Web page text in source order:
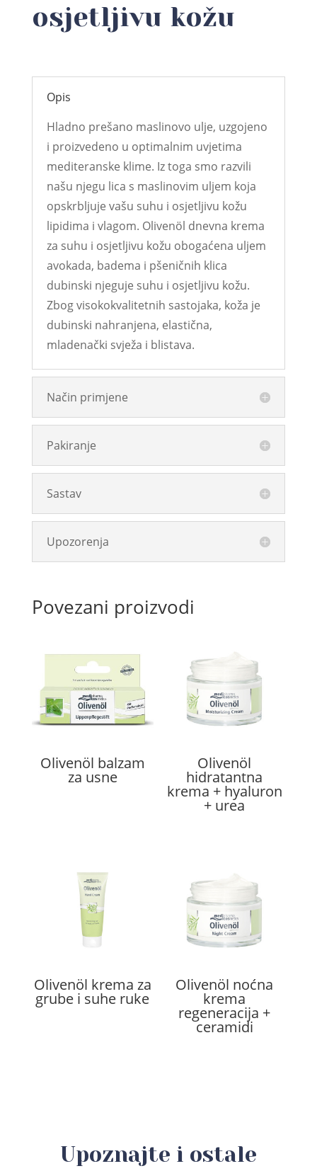
osjetljivu kožu
Opis
Hladno prešano maslinovo ulje, uzgojeno
i proizvedeno u optimalnim uvjetima
mediteranske klime. Iz toga smo razvili
našu njegu lica s maslinovim uljem koja
opskrbljuje vašu suhu i osjetljivu kožu
lipidima i vlagom. Olivenöl dnevna krema
za suhu i osjetljivu kožu obogaćena uljem
avokada, badema i pšeničnih klica
dubinski njeguje suhu i osjetljivu kožu.
Zbog visokokvalitetnih sastojaka, koža je
dubinski nahranjena, elastična,
mladenački svježa i blistava.
Način primjene
Pakiranje
Sastav
Upozorenja
Povezani proizvodi
Olivenöl balzam
za usne
Olivenöl
hidratantna
krema + hyaluron
+ urea
Olivenöl krema za
grube i suhe ruke
Olivenöl noćna
krema
regeneracija +
ceramidi
Upoznajte i ostale